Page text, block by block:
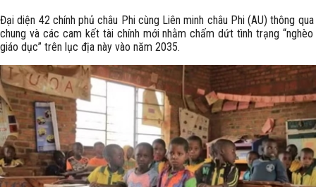
Đại diện 42 chính phủ châu Phi cùng Liên minh châu Phi (AU) thông
chung và các cam kết tài chính mới nhằm chấm dứt tình trạng
giáo dục” trên lục địa này vào năm 2035.